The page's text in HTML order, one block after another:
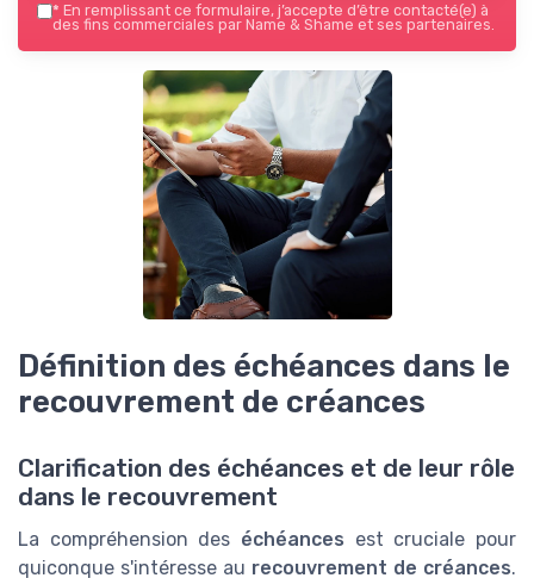
* En remplissant ce formulaire, j’accepte d’être contacté(e) à
des fins commerciales par Name & Shame et ses partenaires.
Définition des échéances dans le
recouvrement de créances
Clarification des échéances et de leur rôle
dans le recouvrement
La compréhension des échéances est cruciale pour
quiconque s'intéresse au recouvrement de créances.